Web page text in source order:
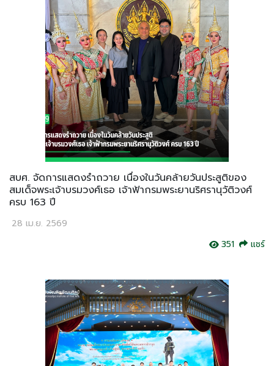
สบศ. จัดการแสดงรำถวาย เนื่องในวันคล้ายวันประสูติของ
สมเด็จพระเจ้าบรมวงศ์เธอ เจ้าฟ้ากรมพระยานริศรานุวัติวงศ์
ครบ 163 ปี
28 เม.ย. 2569
351
แชร์